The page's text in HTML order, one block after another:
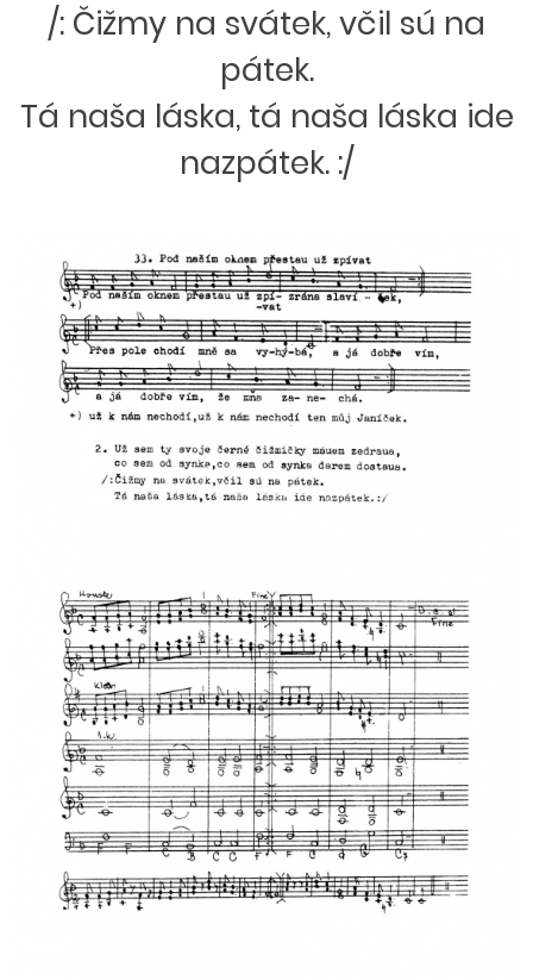
/: Čižmy na svátek, včil sú na
pátek.
Tá naša láska, tá naša láska ide
nazpátek. :/